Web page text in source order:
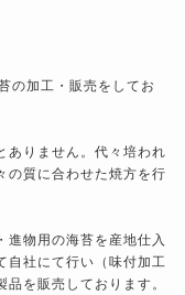
の加工・販売をしてお
ありません。代々培われ
の質に合わせた焼方を行
進物用の海苔を産地仕入
自社にて行い（味付加工
を販売しております。